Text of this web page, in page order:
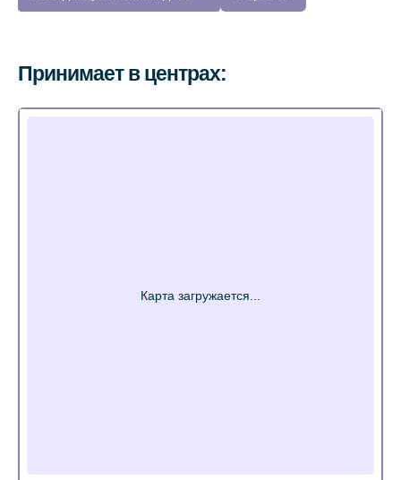
Принимает в центрах: